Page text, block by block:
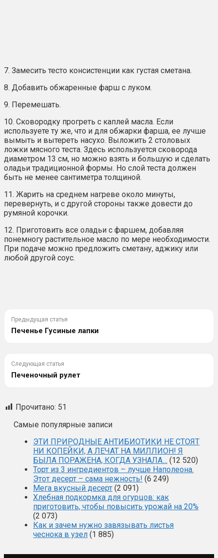
7. Замесить тесто консистенции как густая сметана.
8. Добавить обжаренные фарш с луком.
9. Перемешать.
10. Сковородку прогреть с каплей масла. Если
используете ту же, что и для обжарки фарша, ее лучше
вымыть и вытереть насухо. Выложить 2 столовых
ложки мясного теста. Здесь используется сковорода
диаметром 13 см, но можно взять и большую и сделать
оладьи традиционной формы. Но слой теста должен
быть не менее сантиметра толщиной.
11. Жарить на среднем нагреве около минуты,
перевернуть, и с другой стороны также довести до
румяной корочки.
12. Приготовить все оладьи с фаршем, добавляя
понемногу растительное масло по мере необходимости.
При подаче можно предложить сметану, аджику или
любой другой соус.
Предыдущая статья
Печенье Гусиные лапки
Следующая статья
Печеночный рулет
Прочитано: 51
Самые популярные записи
ЭТИ ПРИРОДНЫЕ АНТИБИОТИКИ НЕ СТОЯТ
НИ КОПЕЙКИ, А ЛЕЧАТ НА МИЛЛИОН! Я
БЫЛА ПОРАЖЕНА, КОГДА УЗНАЛА… (12 520)
Торт из 3 ингредиентов – лучше Наполеона.
Этот десерт – сама нежность! (6 249)
Мега вкусный десерт (2 091)
Хлебная подкормка для огурцов: как
приготовить, чтобы повысить урожай на 20%
(2 073)
Как и зачем нужно завязывать листья
чеснока в узел (1 885)